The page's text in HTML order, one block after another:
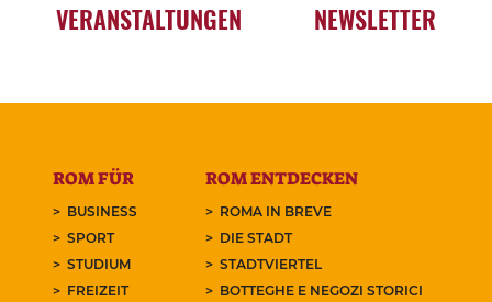
VERANSTALTUNGEN NEWSLETTER
ROM FÜR
BUSINESS
SPORT
STUDIUM
FREIZEIT
ROM ENTDECKEN
ROMA IN BREVE
DIE STADT
STADTVIERTEL
BOTTEGHE E NEGOZI STORICI